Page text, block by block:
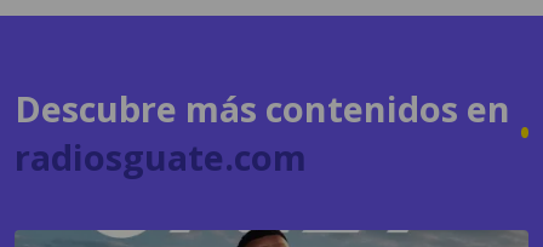
radiosguate.com